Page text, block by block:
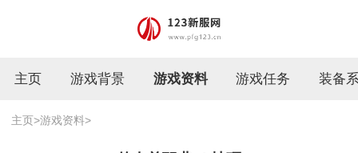
主页 游戏背景 游戏资料 游戏任务 装备
主页>游戏资料>